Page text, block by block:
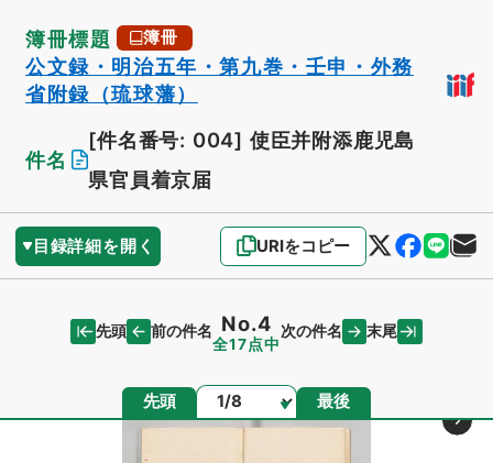
簿冊標題 簿冊
公文録・明治五年・第九巻・壬申・外務
省附録（琉球藩）
件名
[件名番号: 004] 使臣并附添鹿児島
県官員着京届
目録詳細を開く URIをコピー
先頭 前の件名 No.4
全17点中
次の件名 末尾
先頭 ページ 最後